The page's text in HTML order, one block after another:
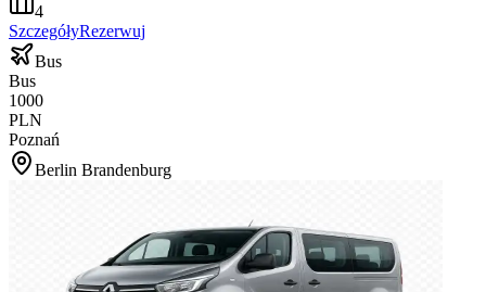
4
SzczegółyRezerwuj
Bus
Bus
1000
PLN
Poznań
Berlin Brandenburg